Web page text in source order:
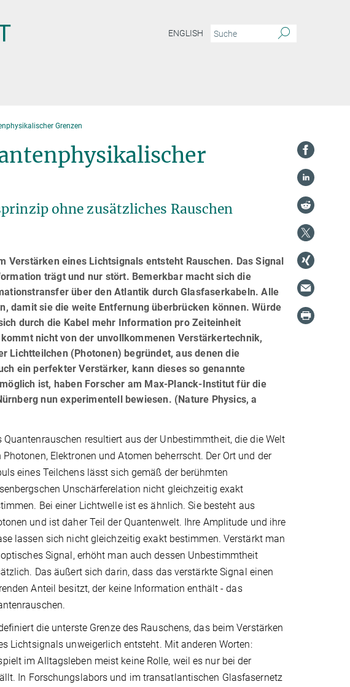
ENGLISH
Grenzen
ohne zusätzliches Rauschen
Verstärken eines Lichtsignals entsteht Rauschen. Das Signal
trägt und nur stört. Bemerkbar macht sich die
über den Atlantik durch Glasfaserkabeln. Alle
damit sie die weite Entfernung überbrücken können. Würde
durch die Kabel mehr Information pro Zeiteinheit
nicht von der unvollkommenen Verstärkertechnik,
Lichtteilchen (Photonen) begründet, aus denen die
ein perfekter Verstärker, kann dieses so genannte
ist, haben Forscher am Max-Planck-Institut für die
nun experimentell bewiesen. (Nature Physics, a
Quantenrauschen resultiert aus der Unbestimmtheit, die die Welt
Photonen, Elektronen und Atomen beherrscht. Der Ort und der
eines Teilchens lässt sich gemäß der berühmten
Unschärferelation nicht gleichzeitig exakt
Bei einer Lichtwelle ist es ähnlich. Sie besteht aus
und ist daher Teil der Quantenwelt. Ihre Amplitude und ihre
lassen sich nicht gleichzeitig exakt bestimmen. Verstärkt man
Signal, erhöht man auch dessen Unbestimmtheit
Das äußert sich darin, dass das verstärkte Signal einen
Anteil besitzt, der keine Information enthält - das
die unterste Grenze des Rauschens, das beim Verstärken
Lichtsignals unweigerlich entsteht. Mit anderen Worten:
im Alltagsleben meist keine Rolle, weil es nur bei der
In Forschungslabors und im transatlantischen Glasfasernetz